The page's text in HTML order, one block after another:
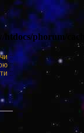
htdocs/phorum/
::
::
::